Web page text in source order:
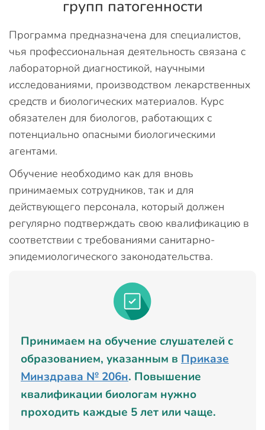
групп патогенности
Программа предназначена для специалистов,
чья профессиональная деятельность связана с
лабораторной диагностикой, научными
исследованиями, производством лекарственных
средств и биологических материалов. Курс
обязателен для биологов, работающих с
потенциально опасными биологическими
агентами.
Обучение необходимо как для вновь
принимаемых сотрудников, так и для
действующего персонала, который должен
регулярно подтверждать свою квалификацию в
соответствии с требованиями санитарно-
эпидемиологического законодательства.
Принимаем на обучение слушателей с
образованием, указанным в Приказе
Минздрава № 206н. Повышение
квалификации биологам нужно
проходить каждые 5 лет или чаще.